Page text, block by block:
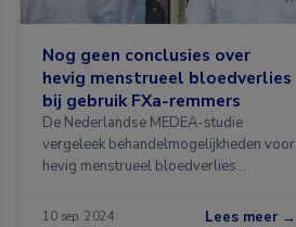
Nog geen conclusies over
hevig menstrueel bloedverlies
bij gebruik FXa-remmers
De Nederlandse MEDEA-studie
vergeleek behandelmogelijkheden voor
hevig menstrueel bloedverlies
10 sep. 2024 Lees meer →